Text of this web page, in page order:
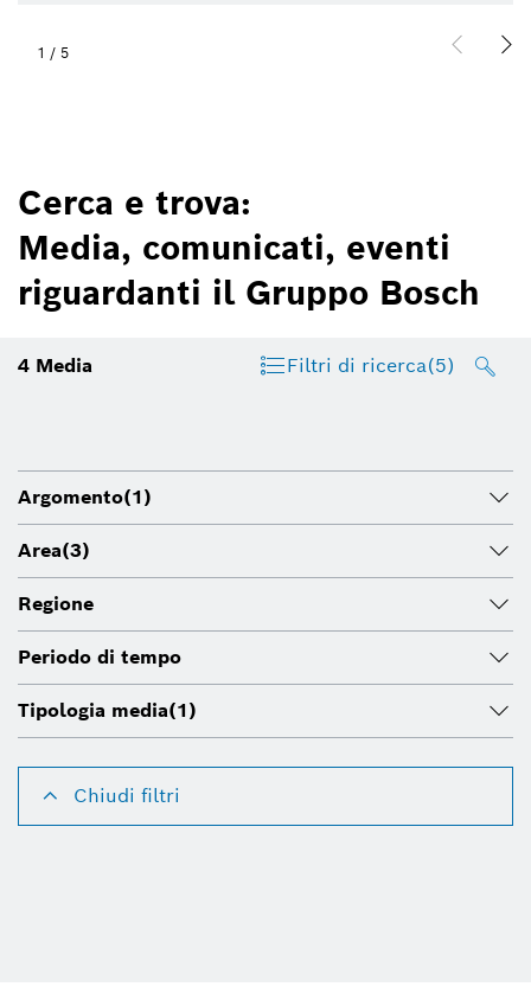
2 / 5
Cerca e trova:
Media, comunicati, eventi
riguardanti il Gruppo Bosch
4 Media Filtri di ricerca(5)
Argomento(1)
Area(3)
Regione
Periodo di tempo
Tipologia media(1)
Chiudi filtri